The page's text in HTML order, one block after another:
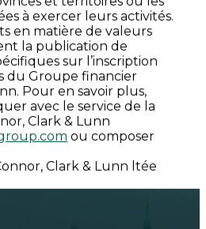
à exercer leurs activités.
en matière de valeurs
la publication de
sur l’inscription
du Groupe financier
Pour en savoir plus,
avec le service de la
Clark & Lunn
ou composer
Clark & Lunn ltée